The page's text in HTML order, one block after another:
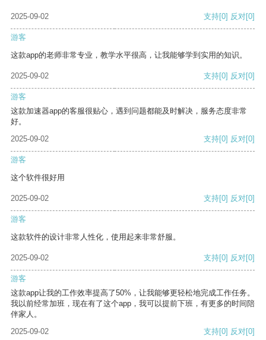
2025-09-02 支持[0] 反对[0]
游客
这款app的老师非常专业，教学水平很高，让我能够学到实用的知识。
2025-09-02 支持[0] 反对[0]
游客
这款加速器app的客服很贴心，遇到问题都能及时解决，服务态度非常
好。
2025-09-02
支持[0] 反对[0]
游客
这个软件很好用
2025-09-02 支持[0] 反对[0]
游客
这款软件的设计非常人性化，使用起来非常舒服。
2025-09-02 支持[0] 反对[0]
游客
这款app让我的工作效率提高了50%，让我能够更轻松地完成工作任务。
我以前经常加班，现在有了这个app，我可以提前下班，有更多的时间陪
伴家人。
2025-09-02
支持[0] 反对[0]